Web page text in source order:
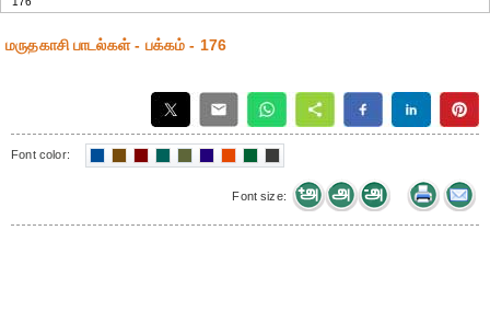
மருதகாசி பாடல்கள் - பக்கம் - 176
Font color:
Font size: